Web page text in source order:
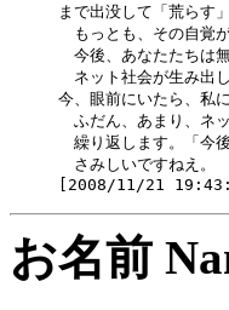
まで出没して「荒らす
もっとも、その自覚
今後、あなたたちは
ネット社会が生み出
今、眼前にいたら、私
ふだん、あまり、ネ
繰り返します。「今
さみしいですねえ。
お名前